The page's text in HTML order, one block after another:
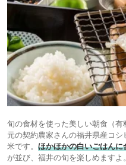
旬の食材を使った美しい朝食（
元の契約農家さんの福井県産コ
米です。 ほかほかの白いごはん
が並び、福井の旬を楽しめますよ。